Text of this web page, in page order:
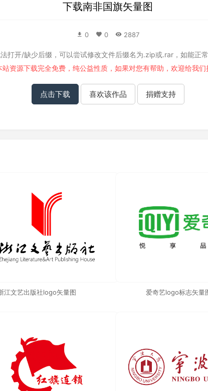
下载南非国旗矢量图
0 0 2887
打开/缺少后缀，可以尝试修改文件后缀名为.zip或.rar，如能正常
站资源下载完全免费，纯公益性质，如果对您有帮助，欢迎给我们
点击下载 喜欢该作品 捐赠支持
江文艺出版社logo矢量图 爱奇艺logo标志矢量